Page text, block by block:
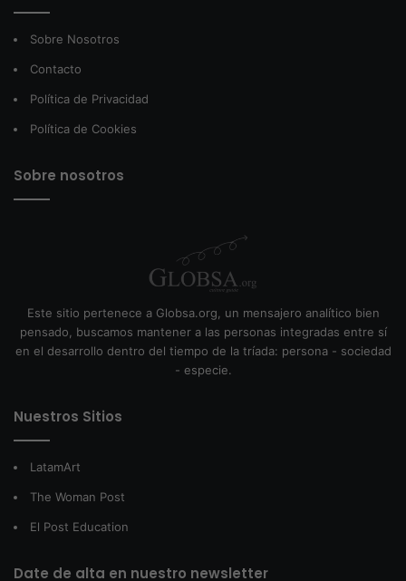
Sobre Nosotros
Contacto
Política de Privacidad
Política de Cookies
Sobre nosotros
Este sitio pertenece a Globsa.org, un mensajero analítico bien
pensado, buscamos mantener a las personas integradas entre sí
en el desarrollo dentro del tiempo de la tríada: persona - sociedad
- especie.
Nuestros Sitios
LatamArt
The Woman Post
El Post Education
Date de alta en nuestro newsletter